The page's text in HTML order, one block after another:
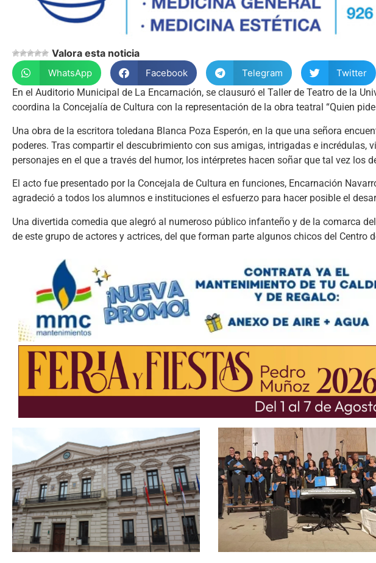
Valora esta noticia
WhatsApp Facebook Telegram Twitter
En el Auditorio Municipal de La Encarnación, se clausuró el Taller de Teatro de la
coordina la Concejalía de Cultura con la representación de la obra teatral “Quien
Una obra de la escritora toledana Blanca Poza Esperón, en la que una señora
poderes. Tras compartir el descubrimiento con sus amigas, intrigadas e incrédulas,
personajes en el que a través del humor, los intérpretes hacen soñar que tal vez los
El acto fue presentado por la Concejala de Cultura en funciones, Encarnación
agradeció a todos los alumnos e instituciones el esfuerzo para hacer posible el
Una divertida comedia que alegró al numeroso público infanteño y de la comarca
de este grupo de actores y actrices, del que forman parte algunos chicos del Centro